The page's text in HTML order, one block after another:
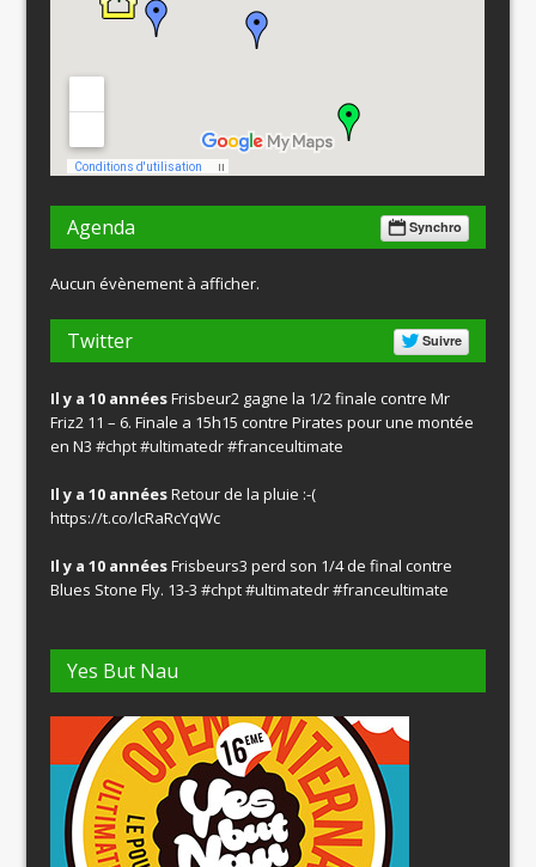
Agenda Synchro
Aucun évènement à afficher.
Twitter Suivre
Il y a 10 annéesFrisbeur2 gagne la 1/2 finale contre Mr
Friz2 11 – 6. Finale a 15h15 contre Pirates pour une montée
en N3#chpt#ultimatedr#franceultimate
Il y a 10 annéesRetour de la pluie :-(
https://t.co/lcRaRcYqWc
Il y a 10 annéesFrisbeurs3 perd son 1/4 de final contre
Blues Stone Fly. 13-3#chpt#ultimatedr#franceultimate
Yes But Nau